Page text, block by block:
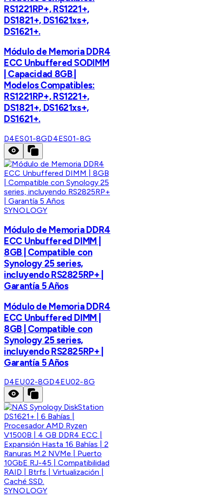
RS1221RP+, RS1221+,
DS1821+, DS1621xs+,
DS1621+.
Módulo de Memoria DDR4
ECC Unbuffered SODIMM
| Capacidad 8GB |
Modelos Compatibles:
RS1221RP+, RS1221+,
DS1821+, DS1621xs+,
DS1621+.
D4ES01-8GD4ES01-8G
SYNOLOGY
Módulo de Memoria DDR4
ECC Unbuffered DIMM |
8GB | Compatible con
Synology 25 series,
incluyendo RS2825RP+ |
Garantía 5 Años
Módulo de Memoria DDR4
ECC Unbuffered DIMM |
8GB | Compatible con
Synology 25 series,
incluyendo RS2825RP+ |
Garantía 5 Años
D4EU02-8GD4EU02-8G
SYNOLOGY